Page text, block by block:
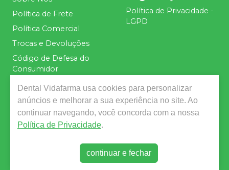
Política de Frete
Política Comercial
Trocas e Devoluções
Código de Defesa do
Consumidor
Política de Privacidade -
LGPD
Acompanhe nas
Redes Sociais
Dental Vidafarma usa cookies para personalizar
anúncios e melhorar a sua experiência no site. Ao
continuar navegando, você concorda com a nossa
Política de Privacidade.
continuar e fechar